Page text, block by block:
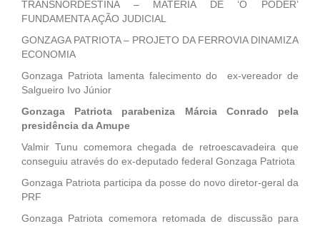
TRANSNORDESTINA – MATÉRIA DE ‘O PODER’
FUNDAMENTA AÇÃO JUDICIAL
GONZAGA PATRIOTA – PROJETO DA FERROVIA DINAMIZA
ECONOMIA
Gonzaga Patriota lamenta falecimento do ex-vereador de
Salgueiro Ivo Júnior
Gonzaga Patriota parabeniza Márcia Conrado pela
presidência da Amupe
Valmir Tunu comemora chegada de retroescavadeira que
conseguiu através do ex-deputado federal Gonzaga Patriota
Gonzaga Patriota participa da posse do novo diretor-geral da
PRF
Gonzaga Patriota comemora retomada de discussão para